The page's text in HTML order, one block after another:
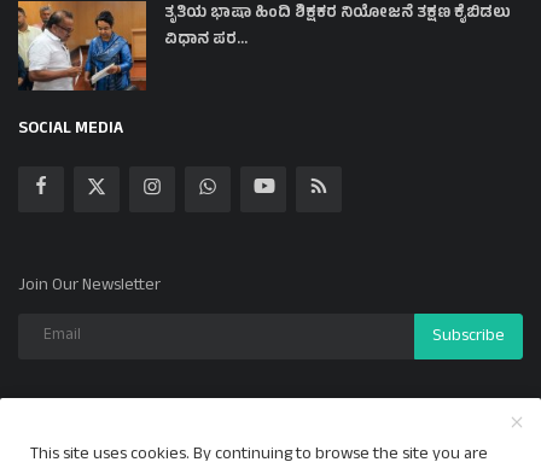
ತೃತಿಯ ಭಾಷಾ ಹಿಂದಿ ಶಿಕ್ಷಕರ ನಿಯೋಜನೆ ತಕ್ಷಣ ಕೈಬಿಡಲು
ವಿಧಾನ ಪರ...
SOCIAL MEDIA
Join Our Newsletter
Subscribe
This site uses cookies. By continuing to browse the site you are